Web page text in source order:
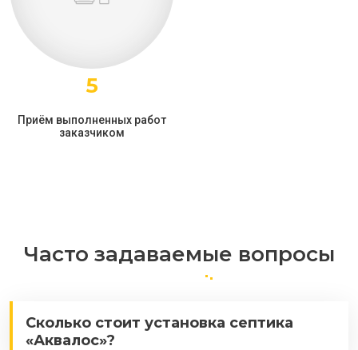
5
Приём выполненных работ
заказчиком
Часто задаваемые вопросы
Сколько стоит установка септика
«Аквалос»?